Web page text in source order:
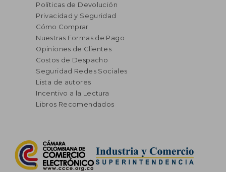
Políticas de Devolución
Privacidad y Seguridad
Cómo Comprar
Nuestras Formas de Pago
Opiniones de Clientes
Costos de Despacho
Seguridad Redes Sociales
Lista de autores
Incentivo a la Lectura
Libros Recomendados